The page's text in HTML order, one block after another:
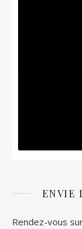
ENVIE
Rendez-vous